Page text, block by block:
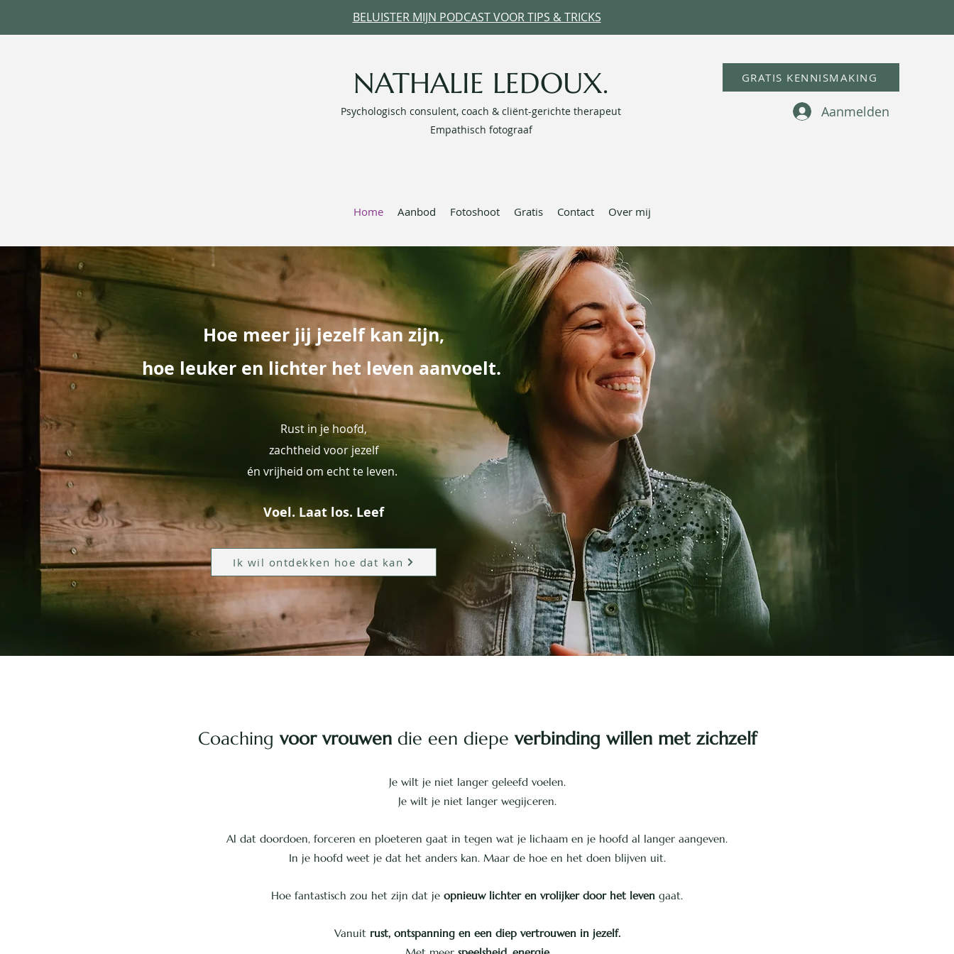
BELUISTER MIJN PODCAST VOOR TIPS & TRICKS
NATHALIE LEDOUX.
Psychologisch consulent, coach & cliënt-gerichte therapeut
Empathisch fotograaf
GRATIS KENNISMAKING
Aanmelden
Home Aanbod Fotoshoot Gratis Contact Over mij
Hoe meer jij jezelf kan zijn,
hoe leuker en lichter het leven aanvoelt.
Rust in je hoofd,
zachtheid voor jezelf
énvrijheid om echt te leven.
Voel. Laat los. Leef
Ik wil ontdekken hoe dat kan
Coaching voor vrouwendie een diepe verbinding willen met zichzelf
Je wilt je niet langer geleefd voelen.
Je wilt je niet langer wegijceren.
Al dat doordoen, forceren en ploeteren gaat in tegen wat je lichaam en je hoofd al langer aangeven.
In je hoofd weet je dat het anders kan. Maar de hoe en het doen blijven uit.
Hoe fantastisch zou het zijn dat je opnieuw lichter en vrolijker door het leven gaat.
Vanuit rust, ontspanning en een diep vertrouwen in jezelf.